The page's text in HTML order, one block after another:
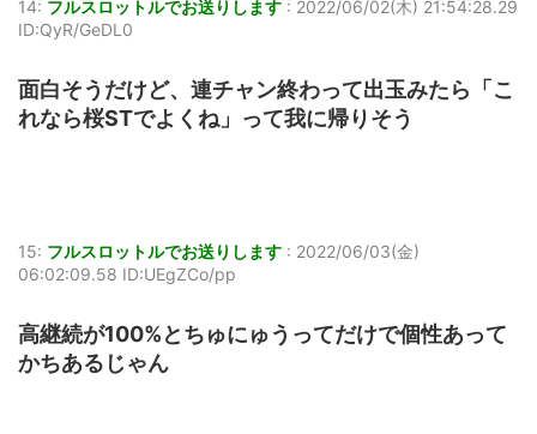
14: フルスロットルでお送りします : 2022/06/02(木) 21:54:28.29
ID:QyR/GeDL0
面白そうだけど、連チャン終わって出玉みたら「こ
れなら桜STでよくね」って我に帰りそう
15: フルスロットルでお送りします : 2022/06/03(金)
06:02:09.58 ID:UEgZCo/pp
高継続が100%とちゅにゅうってだけで個性あって
かちあるじゃん